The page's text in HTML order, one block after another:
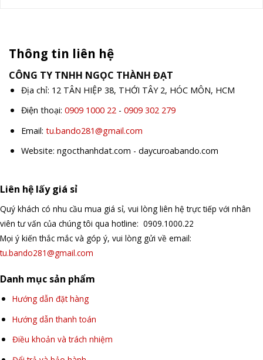
Thông tin liên hệ
CÔNG TY TNHH NGỌC THÀNH ĐẠT
Địa chỉ: 12 TÂN HIỆP 38, THỚI TÂY 2, HÓC MÔN, HCM
Điện thoại: 0909 1000 22- 0909 302 279
Email: tu.bando281@gmail.com
Website: ngocthanhdat.com - daycuroabando.com
Liên hệ lấy giá sỉ
Quý khách có nhu cầu mua giá sỉ, vui lòng liên hệ trực tiếp với nhân
viên tư vấn của chúng tôi qua hotline: 0909.1000.22
Mọi ý kiến thắc mắc và góp ý, vui lòng gửi về email:
tu.bando281@gmail.com
Danh mục sản phẩm
Hướng dẫn đặt hàng
Hướng dẫn thanh toán
Điều khoản và trách nhiệm